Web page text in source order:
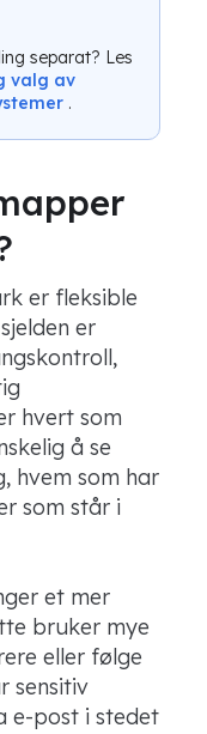
separat? Les
valg av
.
er fleksible
er
hvert som
å se
hvem som har
som står i
et mer
bruker mye
eller følge
sensitiv
e-post i stedet